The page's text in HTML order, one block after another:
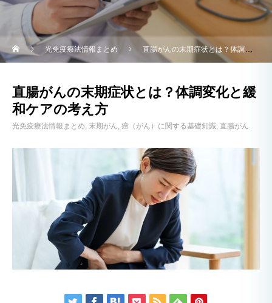
光免疫療法情報まとめ 直腸がんの末期症状とは？体調変化と緩和ケアの考え方
直腸がんの末期症状とは？体調変化と緩
和ケアの考え方
光免疫療法情報まとめ 末期がん 癌（がん）に関する基礎知識 直腸がん